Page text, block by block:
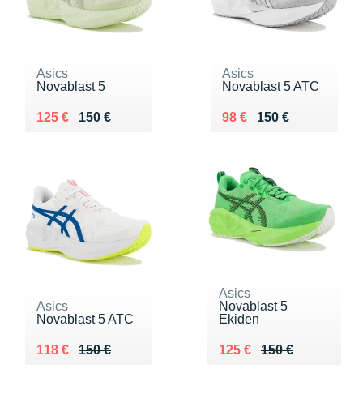
Asics
Novablast 5
150 €
Au lieu de 150 €
125 €
Vendu 125 €
Asics
Novablast 5 ATC
150 €
Au lieu de 150 €
98 €
Vendu 98 €
Asics
Novablast 5 ATC
150 €
Au lieu de 150 €
118 €
Vendu 118 €
Asics
Novablast 5
Ekiden
150 €
Au lieu de 150 €
125 €
Vendu 125 €